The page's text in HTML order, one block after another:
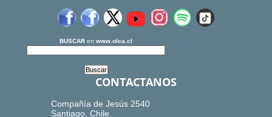
BUSCAR en www.olca.cl
CONTACTANOS
Compañía de Jesús 2540
Santiago, Chile.